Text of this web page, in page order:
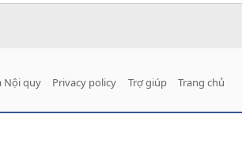
Nội quy Privacy policy Trợ giúp Trang chủ